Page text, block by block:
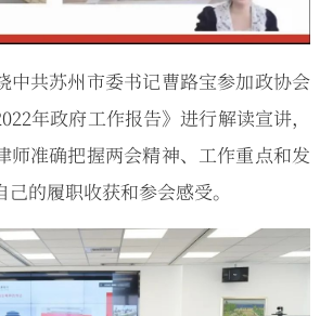
中共苏州市委书记曹路宝参加政协会
年政府工作报告》进行解读宣讲，
师准确把握两会精神、工作重点和发
的履职收获和参会感受。